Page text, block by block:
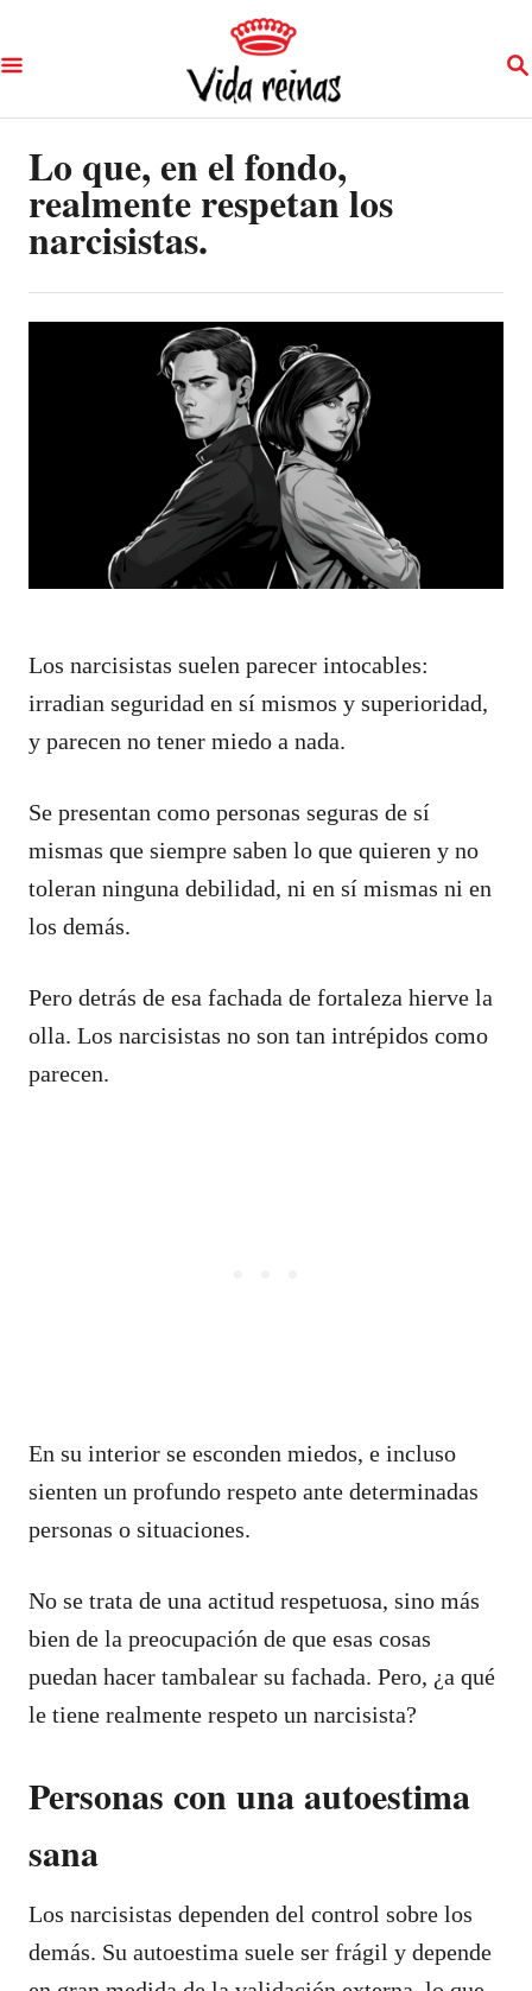
k
i
S
Lo que, en el fondo,
realmente respetan los
narcisistas.
Los narcisistas suelen parecer intocables:
irradian seguridad en sí mismos y superioridad,
y parecen no tener miedo a nada.
Se presentan como personas seguras de sí
mismas que siempre saben lo que quieren y no
toleran ninguna debilidad, ni en sí mismas ni en
los demás.
Pero detrás de esa fachada de fortaleza hierve la
olla. Los narcisistas no son tan intrépidos como
parecen.
En su interior se esconden miedos, e incluso
sienten un profundo respeto ante determinadas
personas o situaciones.
No se trata de una actitud respetuosa, sino más
bien de la preocupación de que esas cosas
puedan hacer tambalear su fachada. Pero, ¿a qué
le tiene realmente respeto un narcisista?
Personas con una autoestima
sana
Los narcisistas dependen del control sobre los
demás. Su autoestima suele ser frágil y depende